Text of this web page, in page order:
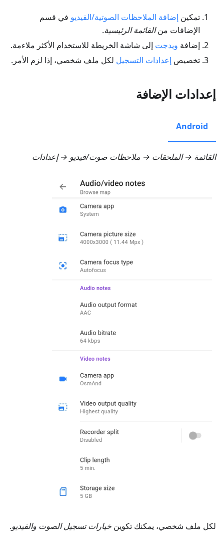
تمكين إضافة الملاحظات الصوتية/الفيديو في قسم
الإضافات منالقائمة الرئيسية.
إضافة ويدجت إلى شاشة الخريطة للاستخدام الأكثر ملاءمة.
تخصيص إعدادات التسجيل لكل ملف شخصي، إذا لزم الأمر.
إعدادات الإضافة
Android
القائمة → الملحقات → ملاحظات صوت/فيديو → إعدادات
لكل ملف شخصي، يمكنك تكوين خيارات تسجيل الصوت والفيديو.